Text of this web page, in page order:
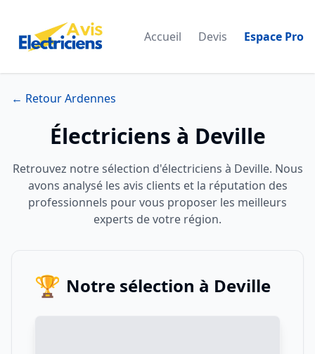
Accueil Devis Espace Pro
← Retour Ardennes
Électriciens à Deville
Retrouvez notre sélection d'électriciens à Deville. Nous
avons analysé les avis clients et la réputation des
professionnels pour vous proposer les meilleurs
experts de votre région.
🏆 Notre sélection à Deville